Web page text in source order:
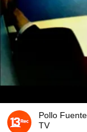
Pollo
TV